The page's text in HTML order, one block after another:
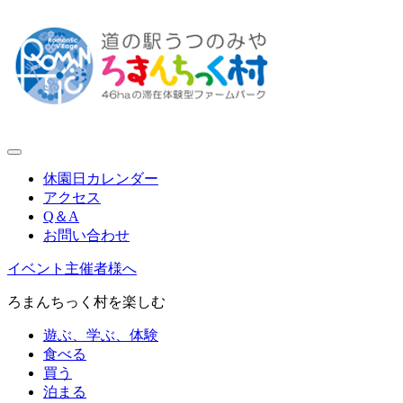
休園日カレンダー
アクセス
Q＆A
お問い合わせ
イベント主催者様へ
ろまんちっく村を楽しむ
遊ぶ、学ぶ、体験
食べる
買う
泊まる